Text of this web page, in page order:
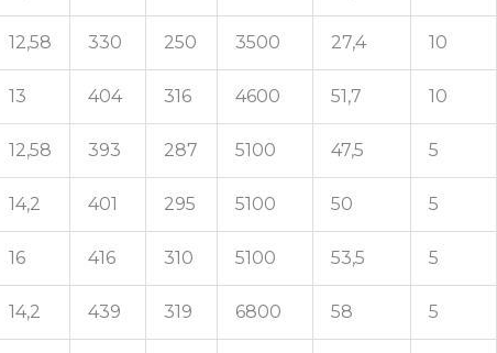
12,58 330 250 3500 27,4 10
13 404 316 4600 51,7 10
12,58 393 287 5100 47,5 5
14,2 401 295 5100 50 5
16 416 310 5100 53,5 5
14,2 439 319 6800 58 5